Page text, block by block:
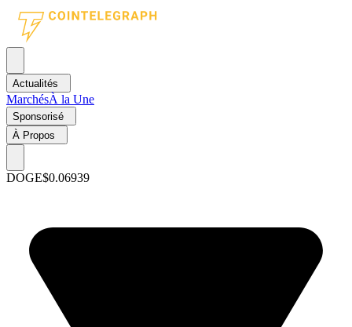
Actualités
MarchésÀ la Une
Sponsorisé
À Propos
DOGE$0.06939